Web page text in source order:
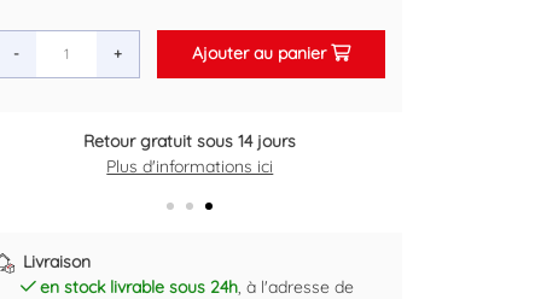
- + Ajouter au panier
Retour gratuit sous 14 jours
Plus d'informations ici
Livraison
en stock livrable sous 24h, à l'adresse de